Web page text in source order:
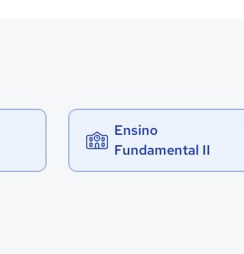
Ensino
Fundamental II